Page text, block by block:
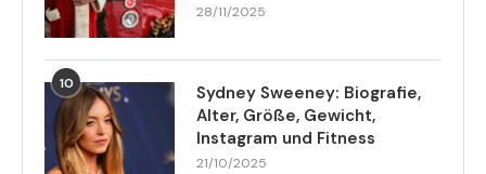
28/11/2025
10
Sydney Sweeney: Biografie,
Alter, Größe, Gewicht,
Instagram und Fitness
21/10/2025